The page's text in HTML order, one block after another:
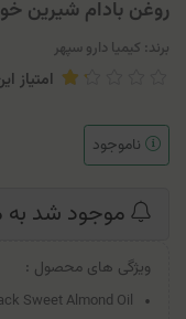
روغن بادام شیرین
برند: کیمیا دارو سپهر
امتیاز
ناموجود
موجود شد به
ویژگی های محصول :
Sweet Almond Oil